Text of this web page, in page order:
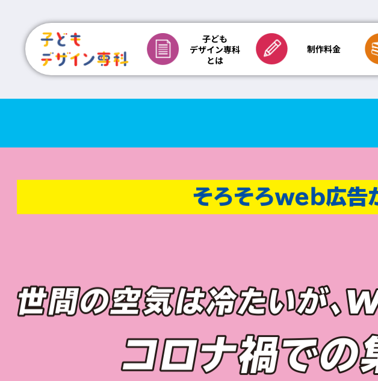
学習塾のチラシ制作で集客を伸ばすなら子どもデザイン専科
子ども
デザイン専科
とは
制作料金
チラシ制作費 印刷のみの場合
ご依頼方法について